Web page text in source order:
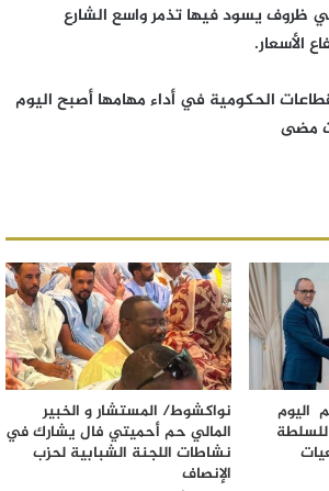
ظروف يسود فيها تذمر واسع الشارع
الأسعار.
الحكومية في أداء مهامها أصبح اليوم
مضى
اليوم
للسلطة
نواكشوط/ المستشار و الخبير
المالي حم أحميتي فال يشارك في
نشاطات اللجنة الشبابية لحزب
الإنصاف